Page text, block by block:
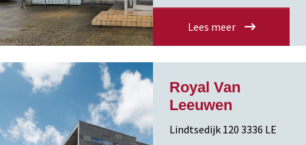
Lees meer
Royal Van
Leeuwen
Lindtsedijk 120 3336 LE